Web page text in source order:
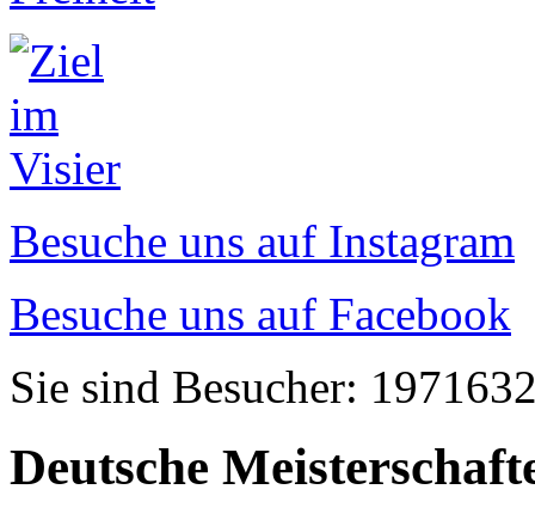
Besuche uns auf Instagram
Besuche uns auf Facebook
Sie sind Besucher:
Deutsche